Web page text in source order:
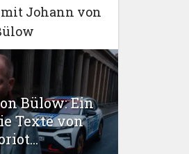
Johann von
Bülow: Ein
Texte von